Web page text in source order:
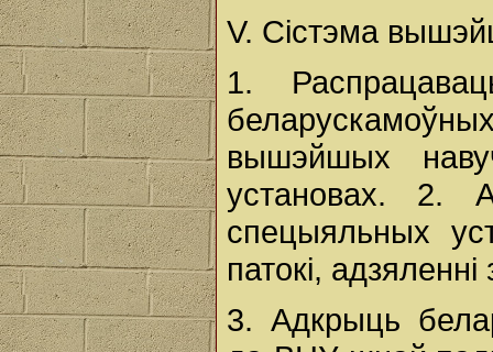
V. Сістэма
1.
вышэйшых
установах. 2.
спецыяльных
патокі,
3. Адкрыць